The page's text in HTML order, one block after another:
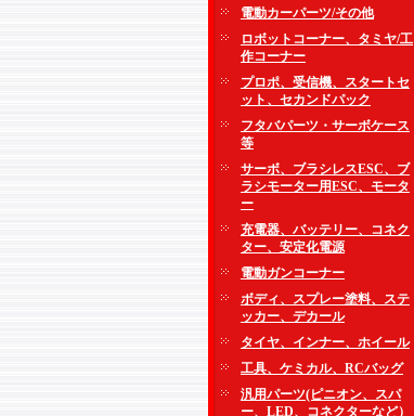
電動カーパーツ/その他
ロボットコーナー、タミヤ/工
作コーナー
プロポ、受信機、スタートセ
ット、セカンドパック
フタバパーツ・サーボケース
等
サーボ、ブラシレスESC、ブ
ラシモーター用ESC、モータ
ー
充電器、バッテリー、コネク
ター、安定化電源
電動ガンコーナー
ボディ、スプレー塗料、ステ
ッカー、デカール
タイヤ、インナー、ホイール
工具、ケミカル、RCバッグ
汎用パーツ(ピニオン、スパ
ー、LED、コネクターなど）